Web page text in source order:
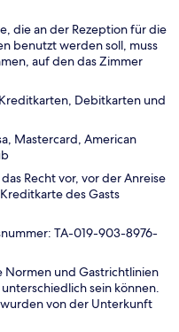
die an der Rezeption für die
benutzt werden soll, muss
auf den das Zimmer
Debitkarten und
Mastercard, American
Recht vor, vor der Anreise
des Gasts
TA-019-903-8976-
Normen und Gastrichtlinien
sein können.
von der Unterkunft